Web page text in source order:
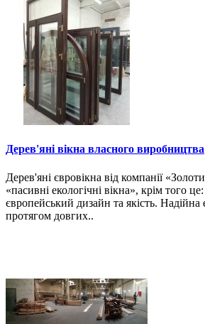
Дерев'яні вікна власного виробництва
Дерев'яні євровікна від компанії
«пасивні екологічні вікна», крім того
європейський дизайн та якість. Надійна
протягом довгих..